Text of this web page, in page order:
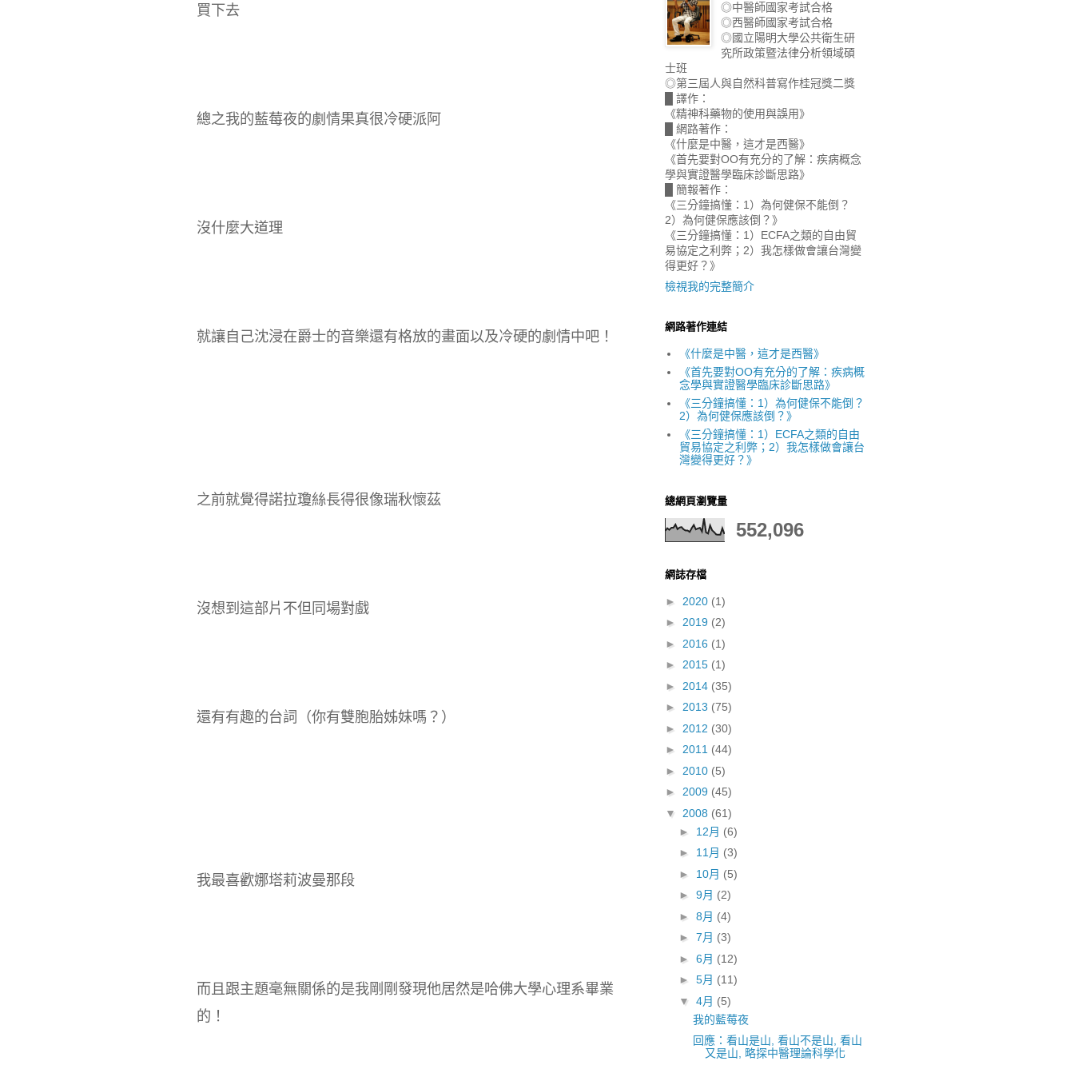
買下去
總之我的藍莓夜的劇情果真很冷硬派阿
沒什麼大道理
就讓自己沈浸在爵士的音樂還有格放的畫面以及冷硬的劇情中吧！
之前就覺得諾拉瓊絲長得很像瑞秋懷茲
沒想到這部片不但同場對戲
還有有趣的台詞（你有雙胞胎姊妹嗎？）
我最喜歡娜塔莉波曼那段
而且跟主題毫無關係的是我剛剛發現他居然是哈佛大學心理系畢業
的！
◎中醫師國家考試合格
◎西醫師國家考試合格
◎國立陽明大學公共衛生研
究所政策暨法律分析領域碩
士班
◎第三屆人與自然科普寫作桂冠獎二獎
█ 譯作：
《精神科藥物的使用與誤用》
█ 網路著作：
《什麼是中醫，這才是西醫》
《首先要對OO有充分的了解：疾病概念
學與實證醫學臨床診斷思路》
█ 簡報著作：
《三分鐘搞懂：1）為何健保不能倒？
2）為何健保應該倒？》
《三分鐘搞懂：1）ECFA之類的自由貿
易協定之利弊；2）我怎樣做會讓台灣變
得更好？》
檢視我的完整簡介
網路著作連結
《什麼是中醫，這才是西醫》
《首先要對OO有充分的了解：疾病概
念學與實證醫學臨床診斷思路》
《三分鐘搞懂：1）為何健保不能倒？
2）為何健保應該倒？》
《三分鐘搞懂：1）ECFA之類的自由
貿易協定之利弊；2）我怎樣做會讓台
灣變得更好？》
總網頁瀏覽量
552,096
網誌存檔
► 2020 (1)
► 2019 (2)
► 2016 (1)
► 2015 (1)
► 2014 (35)
► 2013 (75)
► 2012 (30)
► 2011 (44)
► 2010 (5)
► 2009 (45)
▼ 2008 (61)
► 12月 (6)
► 11月 (3)
► 10月 (5)
► 9月 (2)
► 8月 (4)
► 7月 (3)
► 6月 (12)
► 5月 (11)
▼ 4月 (5)
我的藍莓夜
回應：看山是山, 看山不是山, 看山
又是山, 略探中醫理論科學化